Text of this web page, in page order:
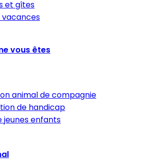
et gîtes
vacances
vous êtes
animal de compagnie
de handicap
jeunes enfants